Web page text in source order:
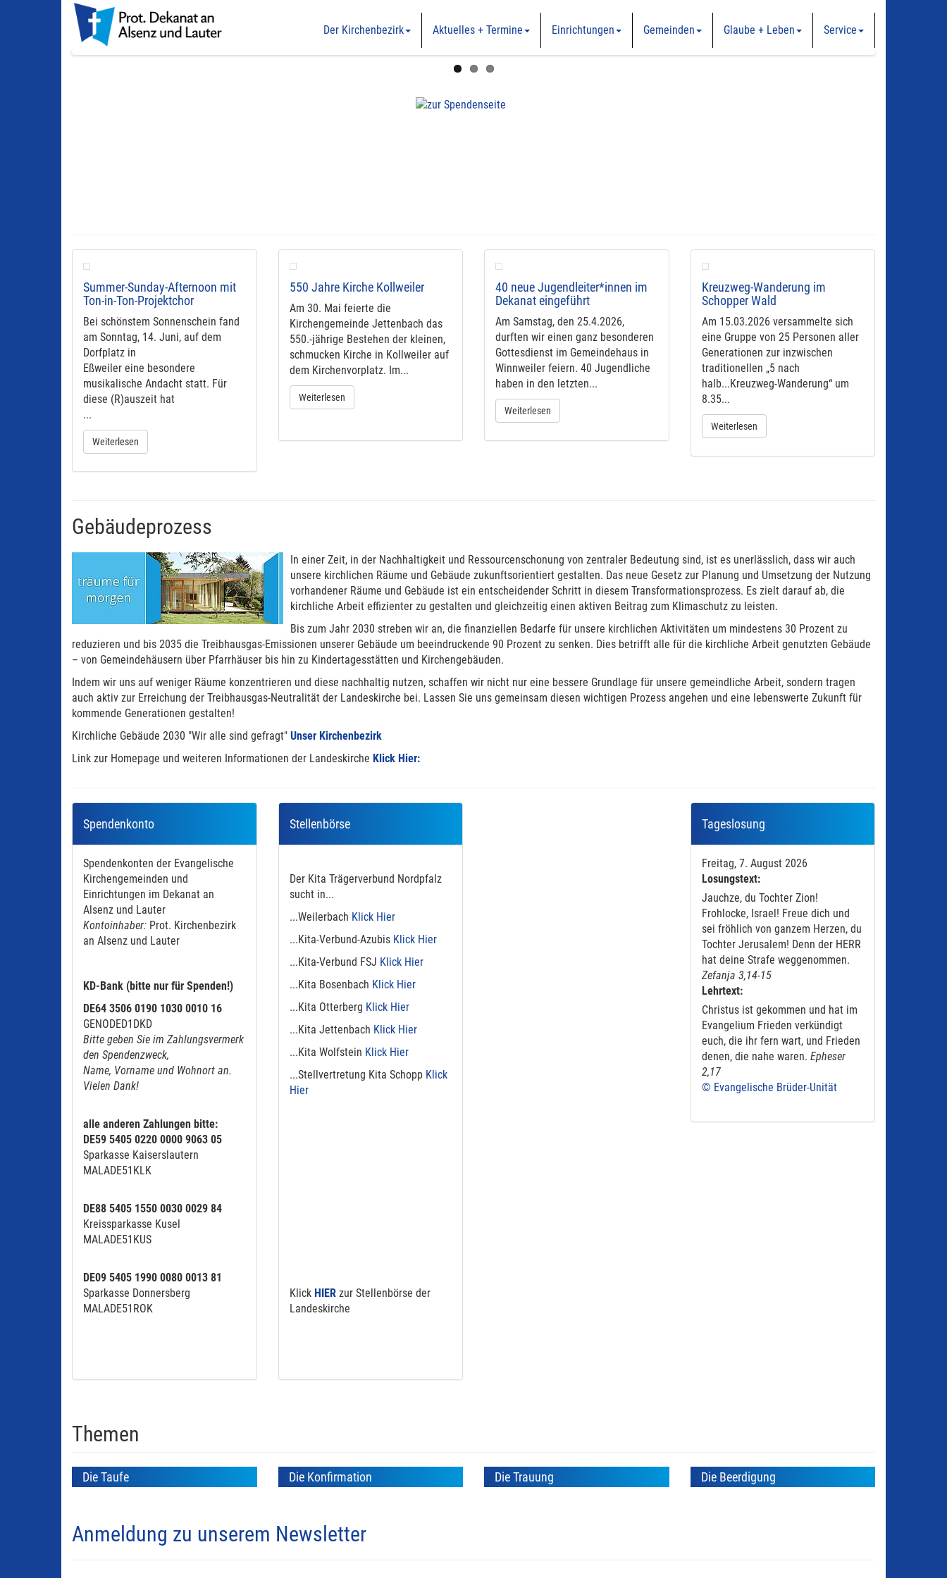
Der Kirchenbezirk Aktuelles + Termine Einrichtungen Gemeinden Glaube + Leben Service
Mehr
Mehr
mit Menschenkicker und Bubblesoccer
Mehr
Summer-Sunday-Afternoon mit
Ton-in-Ton-Projektchor
Bei schönstem Sonnenschein fand
am Sonntag, 14. Juni, auf dem
Dorfplatz in
Eßweiler eine besondere
musikalische Andacht statt. Für
diese (R)auszeit hat
...
Weiterlesen
550 Jahre Kirche Kollweiler
Am 30. Mai feierte die
Kirchengemeinde Jettenbach das
550.-jährige Bestehen der kleinen,
schmucken Kirche in Kollweiler auf
dem Kirchenvorplatz. Im...
Weiterlesen
40 neue Jugendleiter*innen im
Dekanat eingeführt
Am Samstag, den 25.4.2026,
durften wir einen ganz besonderen
Gottesdienst im Gemeindehaus in
Winnweiler feiern. 40 Jugendliche
haben in den letzten...
Weiterlesen
Kreuzweg-Wanderung im
Schopper Wald
Am 15.03.2026 versammelte sich
eine Gruppe von 25 Personen aller
Generationen zur inzwischen
traditionellen „5 nach
halb...Kreuzweg-Wanderung“ um
8.35...
Weiterlesen
Gebäudeprozess
In einer Zeit, in der Nachhaltigkeit und Ressourcenschonung von zentraler Bedeutung sind, ist es unerlässlich, dass wir auch
unsere kirchlichen Räume und Gebäude zukunftsorientiert gestalten. Das neue Gesetz zur Planung und Umsetzung der Nutzung
vorhandener Räume und Gebäude ist ein entscheidender Schritt in diesem Transformationsprozess. Es zielt darauf ab, die
kirchliche Arbeit effizienter zu gestalten und gleichzeitig einen aktiven Beitrag zum Klimaschutz zu leisten.
Bis zum Jahr 2030 streben wir an, die finanziellen Bedarfe für unsere kirchlichen Aktivitäten um mindestens 30 Prozent zu
reduzieren und bis 2035 die Treibhausgas-Emissionen unserer Gebäude um beeindruckende 90 Prozent zu senken. Dies betrifft alle für die kirchliche Arbeit genutzten Gebäude
– von Gemeindehäusern über Pfarrhäuser bis hin zu Kindertagesstätten und Kirchengebäuden.
Indem wir uns auf weniger Räume konzentrieren und diese nachhaltig nutzen, schaffen wir nicht nur eine bessere Grundlage für unsere gemeindliche Arbeit, sondern tragen
auch aktiv zur Erreichung der Treibhausgas-Neutralität der Landeskirche bei. Lassen Sie uns gemeinsam diesen wichtigen Prozess angehen und eine lebenswerte Zukunft für
kommende Generationen gestalten!
Kirchliche Gebäude 2030 "Wir alle sind gefragt" Unser Kirchenbezirk
Link zur Homepage und weiteren Informationen der Landeskirche Klick Hier:
Spendenkonto
Spendenkonten der Evangelische
Kirchengemeinden und
Einrichtungen im Dekanat an
Alsenz und Lauter
Kontoinhaber: Prot. Kirchenbezirk
an Alsenz und Lauter
KD-Bank (bitte nur für Spenden!)
DE64 3506 0190 1030 0010 16
GENODED1DKD
Bitte geben Sie im Zahlungsvermerk
den Spendenzweck,
Name, Vorname und Wohnort an.
Vielen Dank!
alle anderen Zahlungen bitte:
DE59 5405 0220 0000 9063 05
Sparkasse Kaiserslautern
MALADE51KLK
DE88 5405 1550 0030 0029 84
Kreissparkasse Kusel
MALADE51KUS
DE09 5405 1990 0080 0013 81
Sparkasse Donnersberg
MALADE51ROK
Stellenbörse
Der Kita Trägerverbund Nordpfalz
sucht in...
...Weilerbach Klick Hier
...Kita-Verbund-Azubis Klick Hier
...Kita-Verbund FSJ Klick Hier
...Kita Bosenbach Klick Hier
...Kita Otterberg Klick Hier
...Kita Jettenbach Klick Hier
...Kita Wolfstein Klick Hier
...Stellvertretung Kita Schopp Klick
Hier
Klick HIERzur Stellenbörse der
Landeskirche
Tageslosung
Freitag, 7. August 2026
Losungstext:
Jauchze, du Tochter Zion!
Frohlocke, Israel! Freue dich und
sei fröhlich von ganzem Herzen, du
Tochter Jerusalem! Denn der HERR
hat deine Strafe weggenommen.
Zefanja 3,14-15
Lehrtext:
Christus ist gekommen und hat im
Evangelium Frieden verkündigt
euch, die ihr fern wart, und Frieden
denen, die nahe waren. Epheser
2,17
© Evangelische Brüder-Unität
Themen
Die Taufe Die Konfirmation Die Trauung Die Beerdigung
Anmeldung zu unserem Newsletter